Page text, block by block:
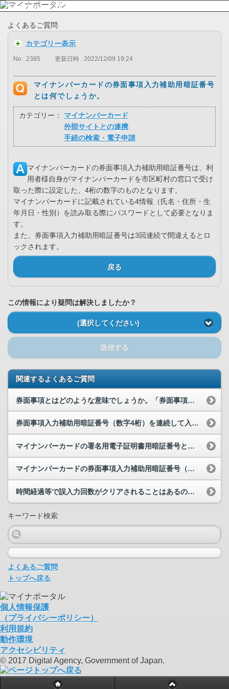
よくあるご質問
カテゴリー表示
No : 2385 更新日時 : 2022/12/09 19:24
マイナンバーカードの券面事項入力補助用暗証番号
とは何でしょうか。
カテゴリー：
マイナンバーカード
外部サイトとの連携
手続の検索・電子申請
マイナンバーカードの券面事項入力補助用暗証番号は、利
用者様自身がマイナンバーカードを市区町村の窓口で受け
取った際に設定した、4桁の数字のものとなります。
マイナンバーカードに記載されている4情報（氏名・住所・生
年月日・性別）を読み取る際にパスワードとして必要となりま
す。
また、券面事項入力補助用暗証番号は3回連続で間違えるとロ
ックされます。
戻る
この情報により疑問は解決しましたか？
(選択してください)
送信する
関連するよくあるご質問
券面事項とはどのような意味でしょうか。「券面事項入力補助用暗証番号（数字4桁）を入力してくださ...
券面事項入力補助用暗証番号（数字4桁）を連続して入力を誤ったため、暗証番号がロックされました。...
マイナンバーカードの署名用電子証明書用暗証番号とは何でしょうか。
マイナンバーカードの券面事項入力補助用暗証番号（数字4桁）を忘れてしまいました。どうすればよい...
時間経過等で誤入力回数がクリアされることはあるのでしょうか。例えば2回誤入力した後、1日経過し...
キーワード検索
よくあるご質問
トップへ戻る
個人情報保護
（プライバシーポリシー）
利用規約
動作環境
アクセシビリティ
© 2017 Digital Agency, Government of Japan.